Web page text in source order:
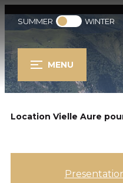
SUMMER WINTER
MENU
Location Vielle Aure